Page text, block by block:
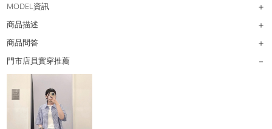
MODEL資訊
商品描述
商品問答
門市店員實穿推薦